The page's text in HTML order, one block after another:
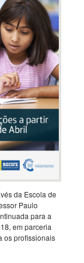
da Escola de
Paulo
para a
em parceria
os profissionais